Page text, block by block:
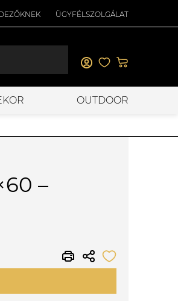
ÜGYFÉLSZOLGÁLAT
OUTDOOR
–